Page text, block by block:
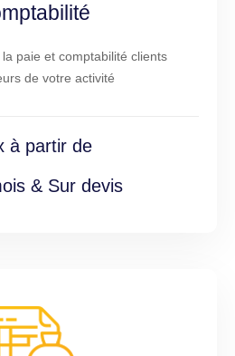
paie et comptabilité clients
de votre activité
à partir de
& Sur devis